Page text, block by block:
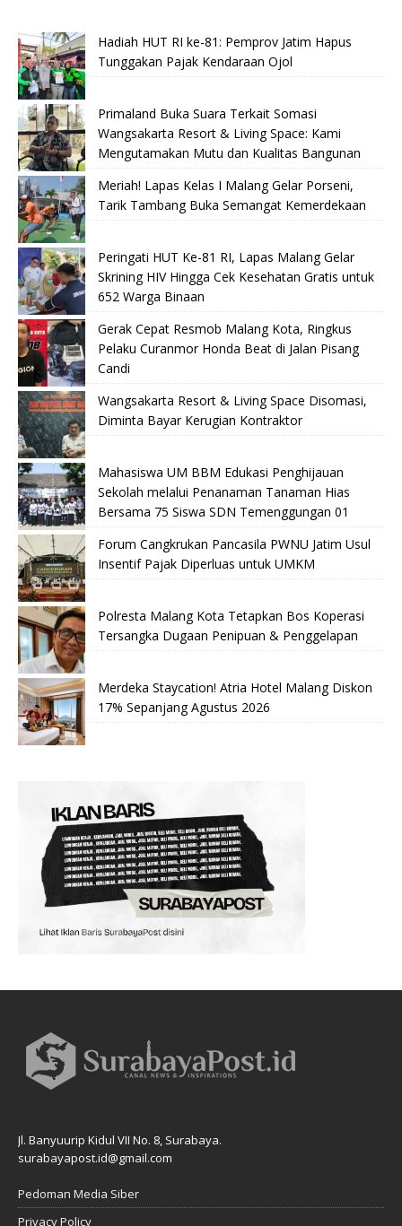
Hadiah HUT RI ke-81: Pemprov Jatim Hapus
Tunggakan Pajak Kendaraan Ojol
Primaland Buka Suara Terkait Somasi
Wangsakarta Resort & Living Space: Kami
Mengutamakan Mutu dan Kualitas Bangunan
Meriah! Lapas Kelas I Malang Gelar Porseni,
Tarik Tambang Buka Semangat Kemerdekaan
Peringati HUT Ke-81 RI, Lapas Malang Gelar
Skrining HIV Hingga Cek Kesehatan Gratis untuk
652 Warga Binaan
Gerak Cepat Resmob Malang Kota, Ringkus
Pelaku Curanmor Honda Beat di Jalan Pisang
Candi
Wangsakarta Resort & Living Space Disomasi,
Diminta Bayar Kerugian Kontraktor
Mahasiswa UM BBM Edukasi Penghijauan
Sekolah melalui Penanaman Tanaman Hias
Bersama 75 Siswa SDN Temenggungan 01
Forum Cangkrukan Pancasila PWNU Jatim Usul
Insentif Pajak Diperluas untuk UMKM
Polresta Malang Kota Tetapkan Bos Koperasi
Tersangka Dugaan Penipuan & Penggelapan
Merdeka Staycation! Atria Hotel Malang Diskon
17% Sepanjang Agustus 2026
Jl. Banyuurip Kidul VII No. 8, Surabaya.
surabayapost.id@gmail.com
Pedoman Media Siber
Privacy Policy